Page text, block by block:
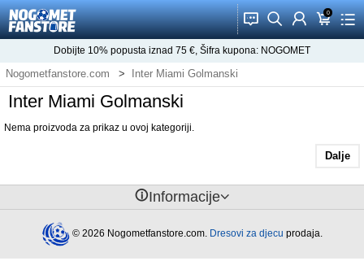
󰂱 󰂨 󰃳 0
󰃦 󰃖
Dobijte 10% popusta iznad 75 €, Šifra kupona: NOGOMET
Nogometfanstore.com Inter Miami Golmanski
Inter Miami Golmanski
Nema proizvoda za prikaz u ovoj kategoriji.
Dalje
󰈢Informacije
© 2026 Nogometfanstore.com. Dresovi za djecu prodaja.